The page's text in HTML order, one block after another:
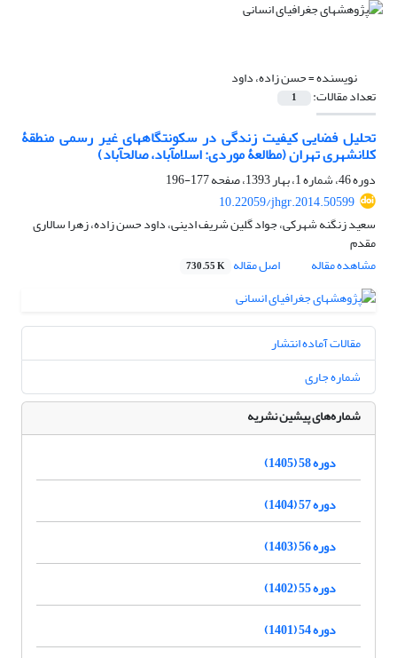
نویسنده =حسن زاده، داود
تعداد مقالات: 1
تحلیل فضایی کیفیت زندگی در سکونتگاه‎های غیر رسمی منطقۀ
کلانشهری تهران (مطالعۀ موردی: اسلام‎آباد، صالح‎آباد)
دوره 46، شماره 1، بهار 1393، صفحه
177-196
10.22059/jhgr.2014.50599
سعید زنگنه شهرکی، جواد گلین شریف ادینی، داود حسن زاده، زهرا سالاری
مقدم
مشاهده مقاله
اصل مقاله 730.55 K
مقالات آماده انتشار
شماره جاری
شماره‌های پیشین نشریه
دوره 58 (1405)
دوره 57 (1404)
دوره 56 (1403)
دوره 55 (1402)
دوره 54 (1401)